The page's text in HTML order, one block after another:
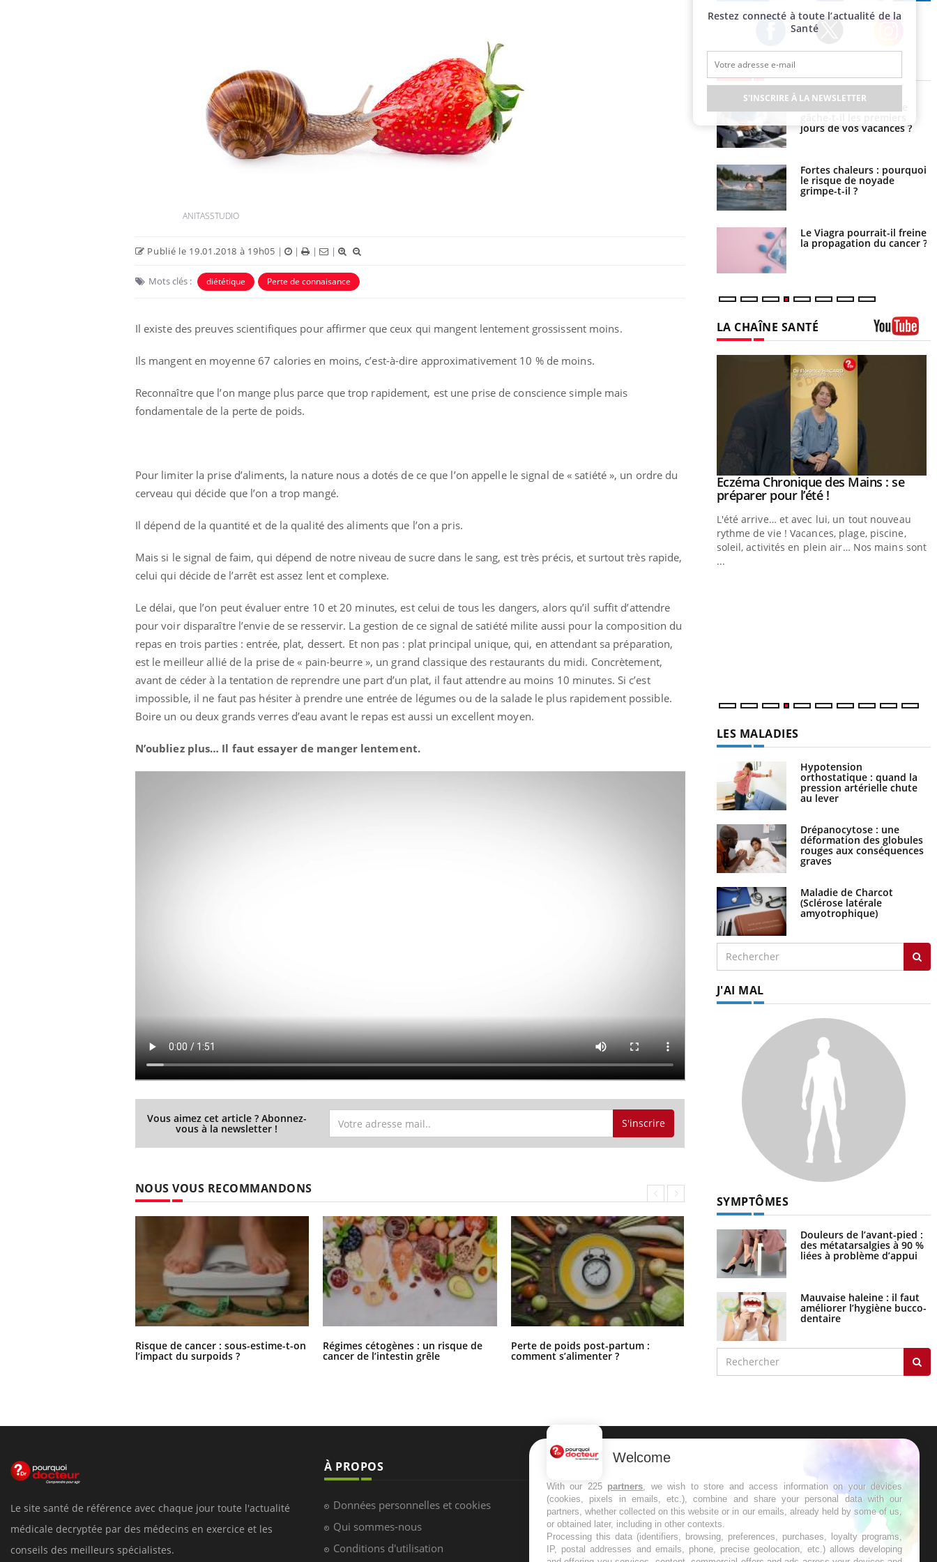
ANITASSTUDIO
Publié le 19.01.2018 à 19h05 | | | |
Mots clés : diététique Perte de connaisance
Il existe des preuves scientifiques pour affirmer que ceux qui mangent lentement grossissent moins.
Ils mangent en moyenne 67 calories en moins, c’est-à-dire approximativement 10 % de moins.
Reconnaître que l’on mange plus parce que trop rapidement, est une prise de conscience simple mais
fondamentale de la perte de poids.
Pour limiter la prise d’aliments, la nature nous a dotés de ce que l’on appelle le signal de « satiété », un ordre du
cerveau qui décide que l’on a trop mangé.
Il dépend de la quantité et de la qualité des aliments que l’on a pris.
Mais si le signal de faim, qui dépend de notre niveau de sucre dans le sang, est très précis, et surtout très rapide,
celui qui décide de l’arrêt est assez lent et complexe.
Le délai, que l’on peut évaluer entre 10 et 20 minutes, est celui de tous les dangers, alors qu’il suffit d’attendre
pour voir disparaître l’envie de se resservir. La gestion de ce signal de satiété milite aussi pour la composition du
repas en trois parties : entrée, plat, dessert. Et non pas : plat principal unique, qui, en attendant sa préparation,
est le meilleur allié de la prise de « pain-beurre », un grand classique des restaurants du midi. Concrètement,
avant de céder à la tentation de reprendre une part d’un plat, il faut attendre au moins 10 minutes. Si c’est
impossible, il ne faut pas hésiter à prendre une entrée de légumes ou de la salade le plus rapidement possible.
Boire un ou deux grands verres d’eau avant le repas est aussi un excellent moyen.
N’oubliez plus… Il faut essayer de manger lentement.
Vous aimez cet article ? Abonnez-
vous à la newsletter ! S'inscrire
NOUS VOUS RECOMMANDONS
Risque de cancer : sous-estime-t-on
l’impact du surpoids ?
Régimes cétogènes : un risque de
cancer de l’intestin grêle
Perte de poids post-partum :
comment s’alimenter ?
Comment nous percevons le chaud
et le froid : une recherche éclaire le
sujet
Facebook Twitter Instagram
EN DIRECT
Grossesse à risque : ce jus
naturel attire l'attention
des chercheurs
empiète de plus en plus
Cancer colorectal : une
stratégie simple aurait
changé la donne au Pays
basque
jours de vos vacances ?
Fortes chaleurs : pourquoi
le risque de noyade
grimpe-t-il ?
Le Viagra pourrait-il freiner
la propagation du cancer ?
LA CHAÎNE SANTÉ
Eczéma Chronique des Mains :
expliquer ma maladie Youtube
Il y a des sujets qui sont faciles à aborder...
d'autres non ! D'un côté, poser des questions
Youtube
Carence en fer : comprendre pour
prévenirYoutube
Fatigue, irritabilité, brouillard mental ou
même alopécie… Les symptômes de la
...
Youtube
Insuline & Charge mentale : et si on Youtube
Eczéma Chronique des Mains : se
préparer pour l’été !Youtube
L'été arrive… et avec lui, un tout nouveau
rythme de vie ! Vacances, plage, piscine,
soleil, activités en plein air… Nos mains sont
...
LES MALADIES
Hypotension
orthostatique : quand la
pression artérielle chute
au lever
Drépanocytose : une
déformation des globules
rouges aux conséquences
graves
Maladie de Charcot
(Sclérose latérale
amyotrophique)
J'AI MAL
SYMPTÔMES
Douleurs de l’avant-pied :
des métatarsalgies à 90 %
liées à problème d’appui
Mauvaise haleine : il faut
améliorer l’hygiène bucco-
dentaire
Restez connecté à toute l’actualité de la
Santé
S'INSCRIRE À LA NEWSLETTER
Le site santé de référence avec chaque jour toute l'actualité
médicale decryptée par des médecins en exercice et les
conseils des meilleurs spécialistes.
À PROPOS
Données personnelles et cookies
Qui sommes-nous
Conditions d'utilisation
NEWSLETTER
Recevez toutes les semaines les meilleures
infos santé
Welcome
With our 225 partners, we wish to store and access information on your devices
(cookies, pixels in emails, etc.), combine and share your personal data with our
partners, whether collected on this website or in our emails, already held by some of us,
or obtained later, including in other contexts.
Processing this data (identifiers, browsing, preferences, purchases, loyalty programs,
IP, postal addresses and emails, phone, precise geolocation, etc.) allows developing